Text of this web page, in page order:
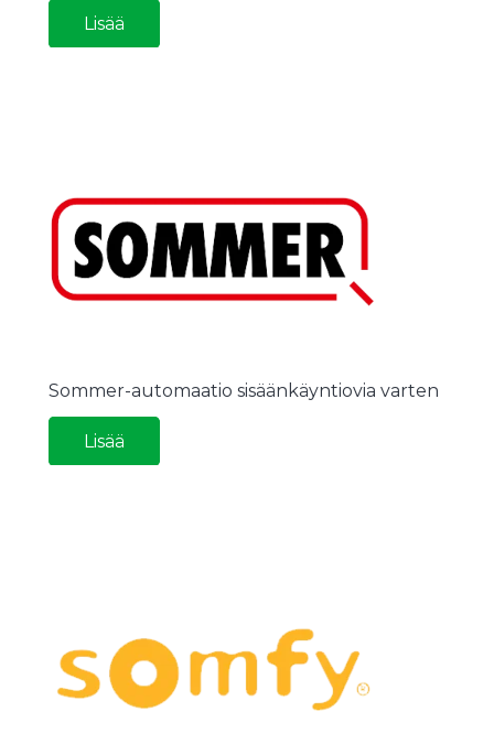
Lisää
Sommer-automaatio sisäänkäyntiovia varten
Lisää